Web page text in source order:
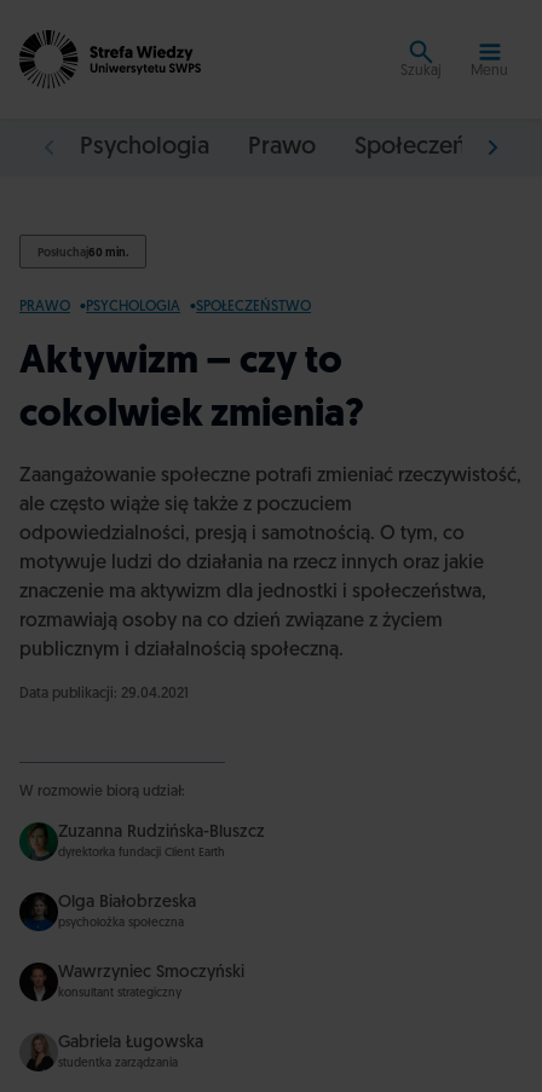
Szukaj Menu
Psychologia Prawo Społeczeństwo
Posłuchaj60 min.
PRAWO PSYCHOLOGIA SPOŁECZEŃSTWO
Aktywizm – czy to
cokolwiek zmienia?
Zaangażowanie społeczne potrafi zmieniać rzeczywistość,
ale często wiąże się także z poczuciem
odpowiedzialności, presją i samotnością. O tym, co
motywuje ludzi do działania na rzecz innych oraz jakie
znaczenie ma aktywizm dla jednostki i społeczeństwa,
rozmawiają osoby na co dzień związane z życiem
publicznym i działalnością społeczną.
Data publikacji: 29.04.2021
W rozmowie biorą udział:
Zuzanna Rudzińska-Bluszcz
dyrektorka fundacji Client Earth
Olga Białobrzeska
psycholożka społeczna
Wawrzyniec Smoczyński
konsultant strategiczny
Gabriela Ługowska
studentka zarządzania